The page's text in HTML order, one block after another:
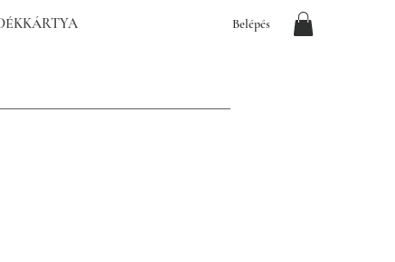
Belépés